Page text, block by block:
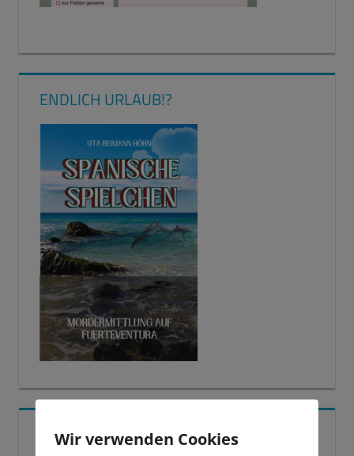
ENDLICH URLAUB!?
5 BESTE LERNTIPPS
Wir verwenden Cookies